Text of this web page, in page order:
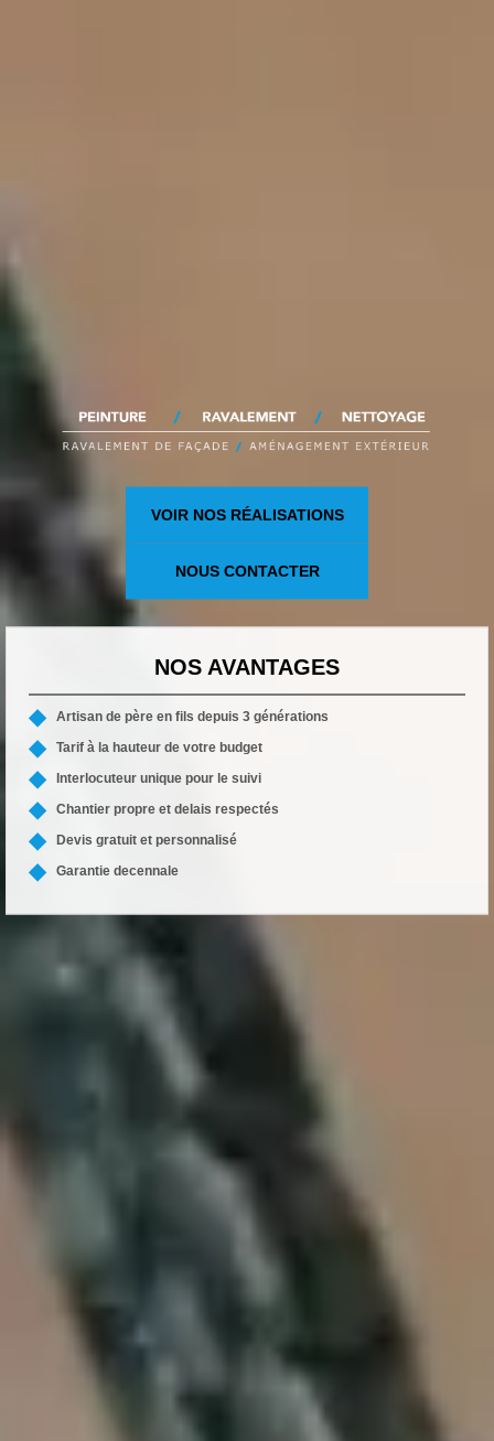
VOIR NOS RÉALISATIONS
NOUS CONTACTER
NOS AVANTAGES
Artisan de père en fils depuis 3 générations
Tarif à la hauteur de votre budget
Interlocuteur unique pour le suivi
Chantier propre et delais respectés
Devis gratuit et personnalisé
Garantie decennale